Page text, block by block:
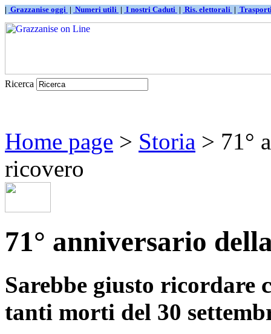
| Grazzanise oggi | Numeri utili | I nostri Caduti | Ris. elettorali |
Ricerca
Home page > Storia > 71°
ricovero
71° anniversario
Sarebbe giusto ricordare
tanti morti del 30